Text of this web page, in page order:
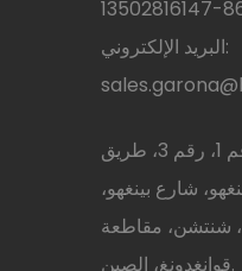
البريد الإلكتروني:
العنوان: المبنى رقم 1، رقم 3، طريق
شارع بينغهو،
شنتشن، مقاطعة
قوانغدونغ، الصين.